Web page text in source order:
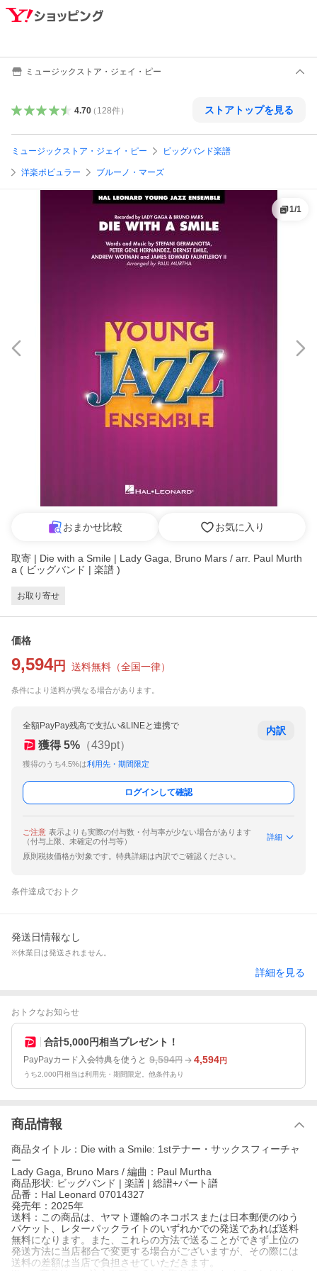
ミュージックストア・ジェイ・ピー
4.70（ 128件） ストアトップを見る
ミュージックストア・ジェイ・ピー ビッグバンド楽譜
洋楽ポピュラー ブルーノ・マーズ
1/1
おまかせ比較 お気に入り
取寄 | Die with a Smile | Lady Gaga, Bruno Mars / arr. Paul Murth
a ( ビッグバンド | 楽譜 )
お取り寄せ
価格
9,594円 送料無料 （全国一律）
条件により送料が異なる場合があります。
全額PayPay残高で支払い&LINEと連携で
獲得 5% （439pt）
獲得のうち4.5%は利用先・期間限定
内訳
ログインして確認
ご注意 表示よりも実際の付与数・付与率が少ない場合があります
（付与上限、未確定の付与等）
詳細
原則税抜価格が対象です。特典詳細は内訳でご確認ください。
条件達成でおトク
発送日情報なし
※休業日は発送されません。
詳細を見る
おトクなお知らせ
合計5,000円相当プレゼント！
PayPayカード入会特典を使うと 9,594円 4,594円
うち2,000円相当は利用先・期間限定。他条件あり
商品情報
商品タイトル：Die with a Smile: 1stテナー・サックスフィーチャ
ー
Lady Gaga, Bruno Mars / 編曲：Paul Murtha
商品形状: ビッグバンド | 楽譜 | 総譜+パート譜
品番：Hal Leonard 07014327
発売年：2025年
送料：この商品は、ヤマト運輸のネコポスまたは日本郵便のゆう
パケット、レターパックライトのいずれかでの発送であれば送料
無料になります。また、これらの方法で送ることができず上位の
発送方法に当店都合で変更する場合がございますが、その際には
送料の差額は当店で負担させていただきます。